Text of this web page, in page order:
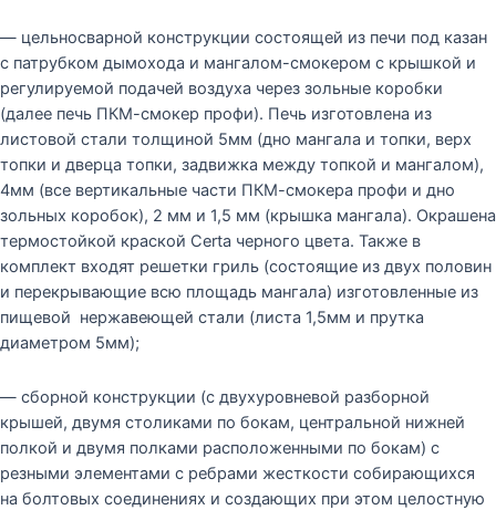
— цельносварной конструкции состоящей из печи под казан
с патрубком дымохода и мангалом-смокером с крышкой и
регулируемой подачей воздуха через зольные коробки
(далее печь ПКМ-смокер профи). Печь изготовлена из
листовой стали толщиной 5мм (дно мангала и топки, верх
топки и дверца топки, задвижка между топкой и мангалом),
4мм (все вертикальные части ПКМ-смокера профи и дно
зольных коробок), 2 мм и 1,5 мм (крышка мангала). Окрашена
термостойкой краской Certa черного цвета. Также в
комплект входят решетки гриль (состоящие из двух половин
и перекрывающие всю площадь мангала) изготовленные из
пищевой нержавеющей стали (листа 1,5мм и прутка
диаметром 5мм);
— сборной конструкции (с двухуровневой разборной
крышей, двумя столиками по бокам, центральной нижней
полкой и двумя полками расположенными по бокам) с
резными элементами с ребрами жесткости собирающихся
на болтовых соединениях и создающих при этом целостную